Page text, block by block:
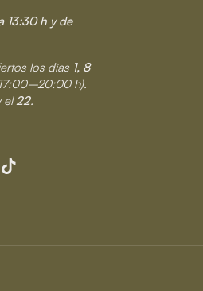
13:30 h y de
los días 1, 8
h).
el22.
TikTok